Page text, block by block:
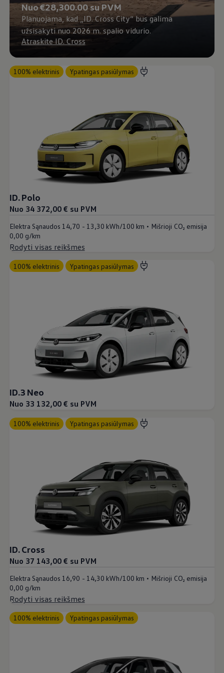
Nuo €28,300.00 su PVM
Planuojama, kad „ID. Cross City“ bus galima
užsisakyti nuo 2026 m. spalio vidurio.
Atraskite ID. Cross
100% elektrinis Ypatingas pasiūlymas
ID. Polo
Nuo 34 372,00 € su PVM
Elektra Sąnaudos 14,70 - 13,30 kWh/100 km • Mišrioji CO₂ emisija
0,00 g/km
Rodyti visas reikšmes
100% elektrinis Ypatingas pasiūlymas
ID.3 Neo
Nuo 33 132,00 € su PVM
100% elektrinis Ypatingas pasiūlymas
ID. Cross
Nuo 37 143,00 € su PVM
Elektra Sąnaudos 16,90 - 14,30 kWh/100 km • Mišrioji CO₂ emisija
0,00 g/km
Rodyti visas reikšmes
100% elektrinis Ypatingas pasiūlymas